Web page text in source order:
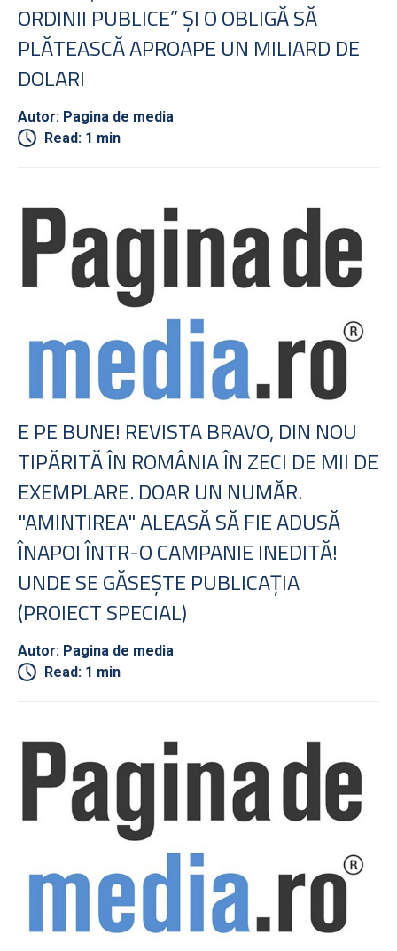
ORDINII PUBLICE” ŞI O OBLIGĂ SĂ
PLĂTEASCĂ APROAPE UN MILIARD DE
DOLARI
Autor: Pagina de media
Read: 1 min
E PE BUNE! REVISTA BRAVO, DIN NOU
TIPĂRITĂ ÎN ROMÂNIA ÎN ZECI DE MII DE
EXEMPLARE. DOAR UN NUMĂR.
"AMINTIREA" ALEASĂ SĂ FIE ADUSĂ
ÎNAPOI ÎNTR-O CAMPANIE INEDITĂ!
UNDE SE GĂSEŞTE PUBLICAŢIA
(PROIECT SPECIAL)
Autor: Pagina de media
Read: 1 min